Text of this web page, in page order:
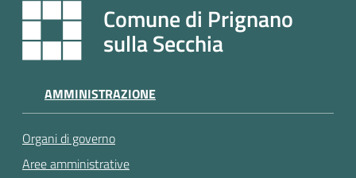
Comune di Prignano
sulla Secchia
AMMINISTRAZIONE
Organi di governo
Aree amministrative